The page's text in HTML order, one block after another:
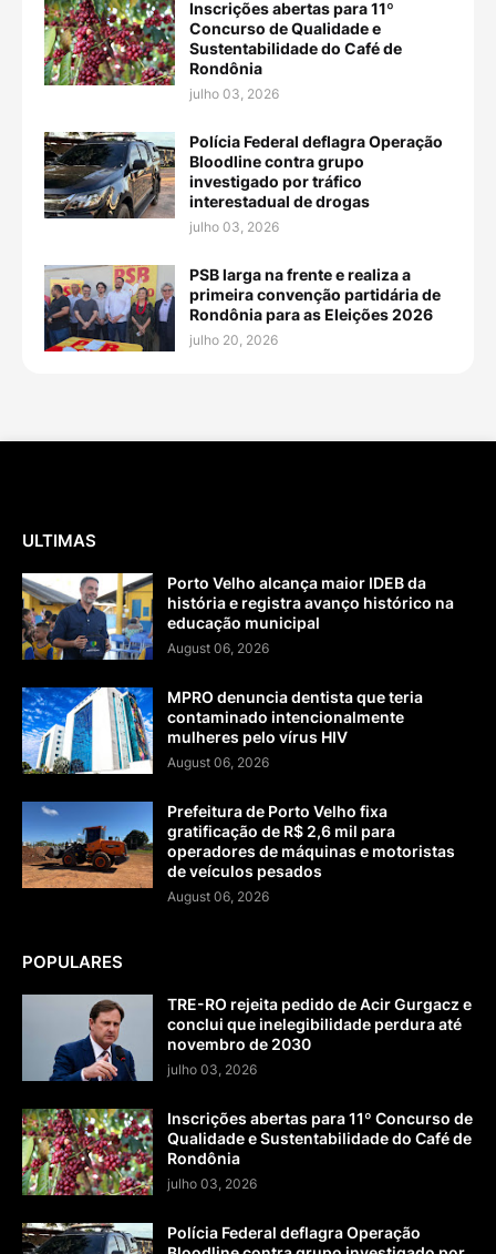
Inscrições abertas para 11º
Concurso de Qualidade e
Sustentabilidade do Café de
Rondônia
julho 03, 2026
Polícia Federal deflagra Operação
Bloodline contra grupo
investigado por tráfico
interestadual de drogas
julho 03, 2026
PSB larga na frente e realiza a
primeira convenção partidária de
Rondônia para as Eleições 2026
julho 20, 2026
ULTIMAS
Porto Velho alcança maior IDEB da
história e registra avanço histórico na
educação municipal
August 06, 2026
MPRO denuncia dentista que teria
contaminado intencionalmente
mulheres pelo vírus HIV
August 06, 2026
Prefeitura de Porto Velho fixa
gratificação de R$ 2,6 mil para
operadores de máquinas e motoristas
de veículos pesados
August 06, 2026
POPULARES
TRE-RO rejeita pedido de Acir Gurgacz e
conclui que inelegibilidade perdura até
novembro de 2030
julho 03, 2026
Inscrições abertas para 11º Concurso de
Qualidade e Sustentabilidade do Café de
Rondônia
julho 03, 2026
Polícia Federal deflagra Operação